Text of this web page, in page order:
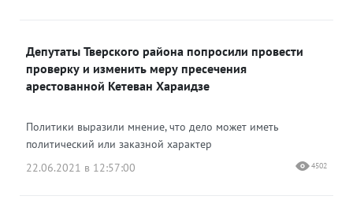
Депутаты Тверского района попросили провести
проверку и изменить меру пресечения
арестованной Кетеван Хараидзе
Политики выразили мнение, что дело может иметь
политический или заказной характер
22.06.2021 в 12:57:00
4502